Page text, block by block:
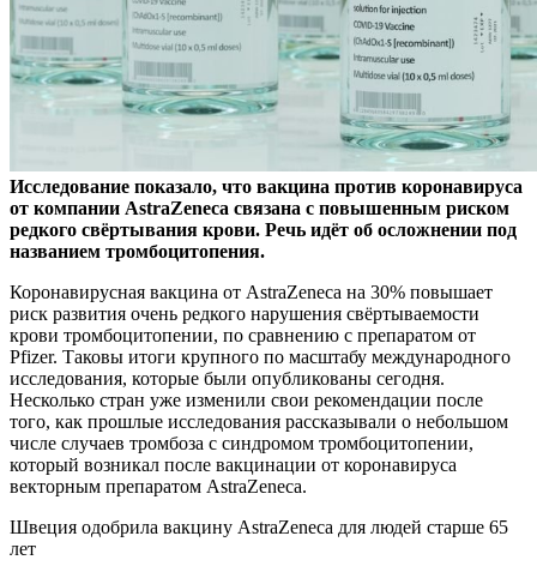
Исследование показало, что вакцина против коронавируса
от компании AstraZeneca связана с повышенным риском
редкого свёртывания крови. Речь идёт об осложнении под
названием тромбоцитопения.
Коронавирусная вакцина от AstraZeneca на 30% повышает
риск развития очень редкого нарушения свёртываемости
крови тромбоцитопении, по сравнению с препаратом от
Pfizer. Таковы итоги крупного по масштабу международного
исследования, которые были опубликованы сегодня.
Несколько стран уже изменили свои рекомендации после
того, как прошлые исследования рассказывали о небольшом
числе случаев тромбоза с синдромом тромбоцитопении,
который возникал после вакцинации от коронавируса
векторным препаратом AstraZeneca.
Швеция одобрила вакцину AstraZeneca для людей старше 65
лет